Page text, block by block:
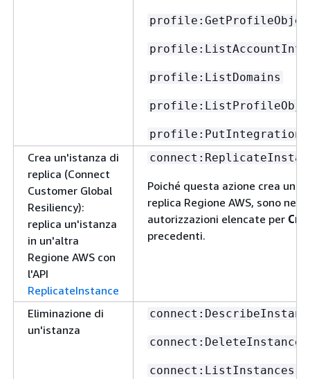
profile:ListDomains
profile:PutIntegration
Crea un'istanza di
replica (Connect
Customer Global
Resiliency):
replica un'istanza
in un'altra
Regione AWS con
l'API
ReplicateInstance
Poiché questa azione crea una
replica Regione AWS, sono
autorizzazioni elencate per
precedenti.
Eliminazione di
un'istanza
connect:DeleteInstance
connect:ListInstances